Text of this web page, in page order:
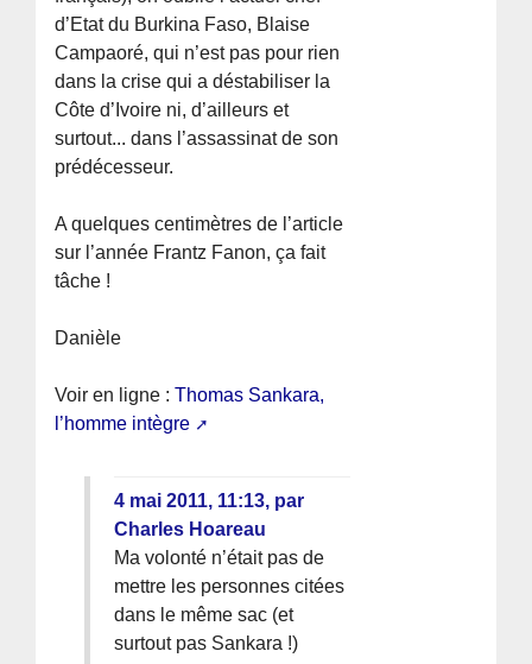
d’Etat du Burkina Faso, Blaise
Campaoré, qui n’est pas pour rien
dans la crise qui a déstabiliser la
Côte d’Ivoire ni, d’ailleurs et
surtout... dans l’assassinat de son
prédécesseur.
A quelques centimètres de l’article
sur l’année Frantz Fanon, ça fait
tâche !
Danièle
Voir en ligne :Thomas Sankara,
l’homme intègre
4 mai 2011, 11:13, par
Charles Hoareau
Ma volonté n’était pas de
mettre les personnes citées
dans le même sac (et
surtout pas Sankara !)